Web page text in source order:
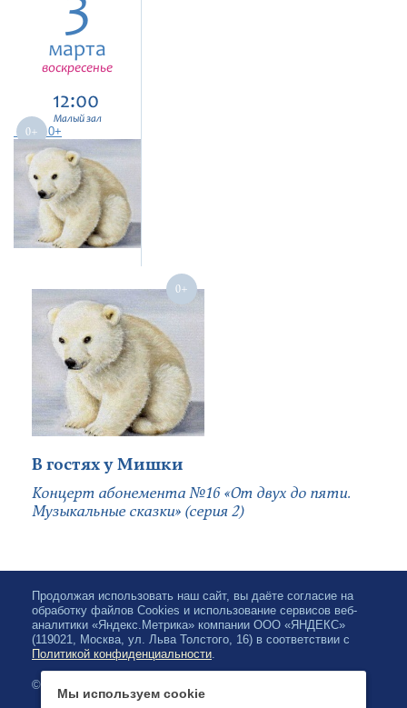
3
марта
воскресенье
12:00
Малый зал
0+
В гостях у Мишки
Концерт абонемента №16 «От двух до пяти.
Музыкальные сказки» (серия 2)
Продолжая использовать наш сайт, вы даёте согласие на
обработку файлов Cookies и использование сервисов веб-
аналитики «Яндекс.Метрика» компании ООО «ЯНДЕКС»
(119021, Москва, ул. Льва Толстого, 16) в соответствии с
Политикой конфиденциальности
© 2026, Карельская Государственная филармония
Мы используем cookie